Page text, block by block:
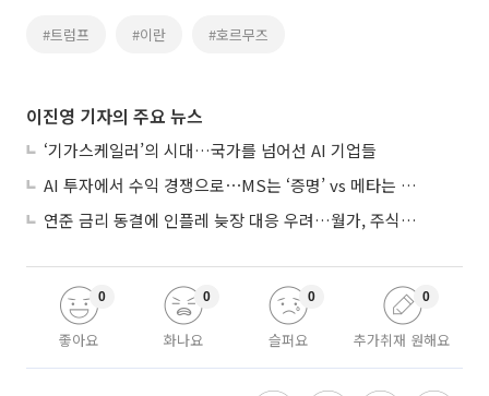
#트럼프 #이란 #호르무즈
이진영 기자의 주요 뉴스
‘기가스케일러’의 시대…국가를 넘어선 AI 기업들
AI 투자에서 수익 경쟁으로⋯MS는 ‘증명’ vs 메타는 ‘숙제’
연준 금리 동결에 인플레 늦장 대응 우려…월가, 주식도 채권도 던졌다
좋아요
0
화나요
0
슬퍼요
0
추가취재 원해요
0